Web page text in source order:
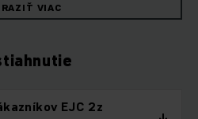
VIAC
EJC 2z